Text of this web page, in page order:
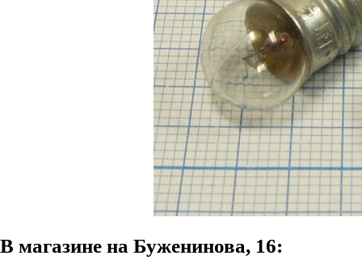
В магазине на Буженинова, 16: